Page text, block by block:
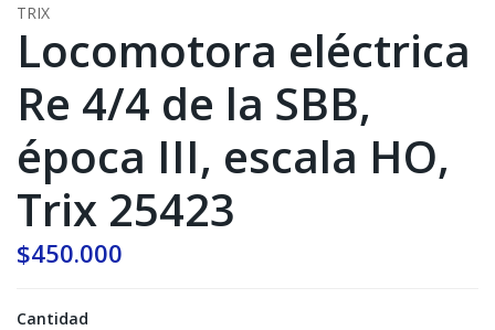
TRIX
Locomotora eléctrica
Re 4/4 de la SBB,
época III, escala HO,
Trix 25423
$450.000
Cantidad